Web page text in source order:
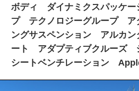
スタッフ募集
ボディ ダイナミクスパッケ
プ テクノロジーグループ ア
ングサスペンション アルカン
ート アダプティブクルーズ
シートベンチレーション